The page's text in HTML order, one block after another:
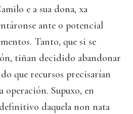
e a sua dona, xa
ante o potencial
Tanto, que si se
tiñan decidido abandonar
que recursos precisarían
operación. Supuxo, en
daquela non nata